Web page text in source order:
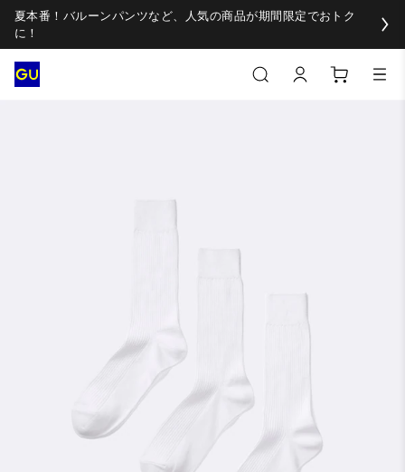
夏本番！バルーンパンツなど、人気の商品が期間限定でおトク
に！